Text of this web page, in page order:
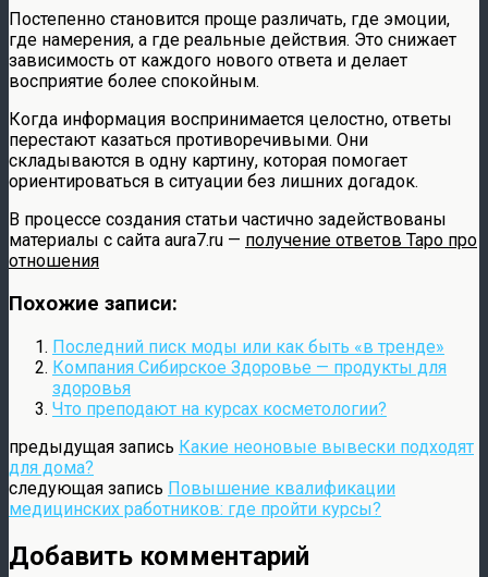
Постепенно становится проще различать, где эмоции,
где намерения, а где реальные действия. Это снижает
зависимость от каждого нового ответа и делает
восприятие более спокойным.
Когда информация воспринимается целостно, ответы
перестают казаться противоречивыми. Они
складываются в одну картину, которая помогает
ориентироваться в ситуации без лишних догадок.
В процессе создания статьи частично задействованы
материалы с сайта aura7.ru — получение ответов Таро про
отношения
Похожие записи:
Последний писк моды или как быть «в тренде»
Компания Сибирское Здоровье — продукты для
здоровья
Что преподают на курсах косметологии?
предыдущая запись Какие неоновые вывески подходят
для дома?
следующая запись Повышение квалификации
медицинских работников: где пройти курсы?
Добавить комментарий